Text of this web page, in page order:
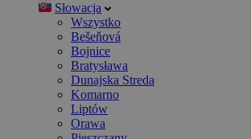
Słowacja
Wszystko
Bešeňová
Bojnice
Bratysława
Dunajska Streda
Komarno
Liptów
Orawa